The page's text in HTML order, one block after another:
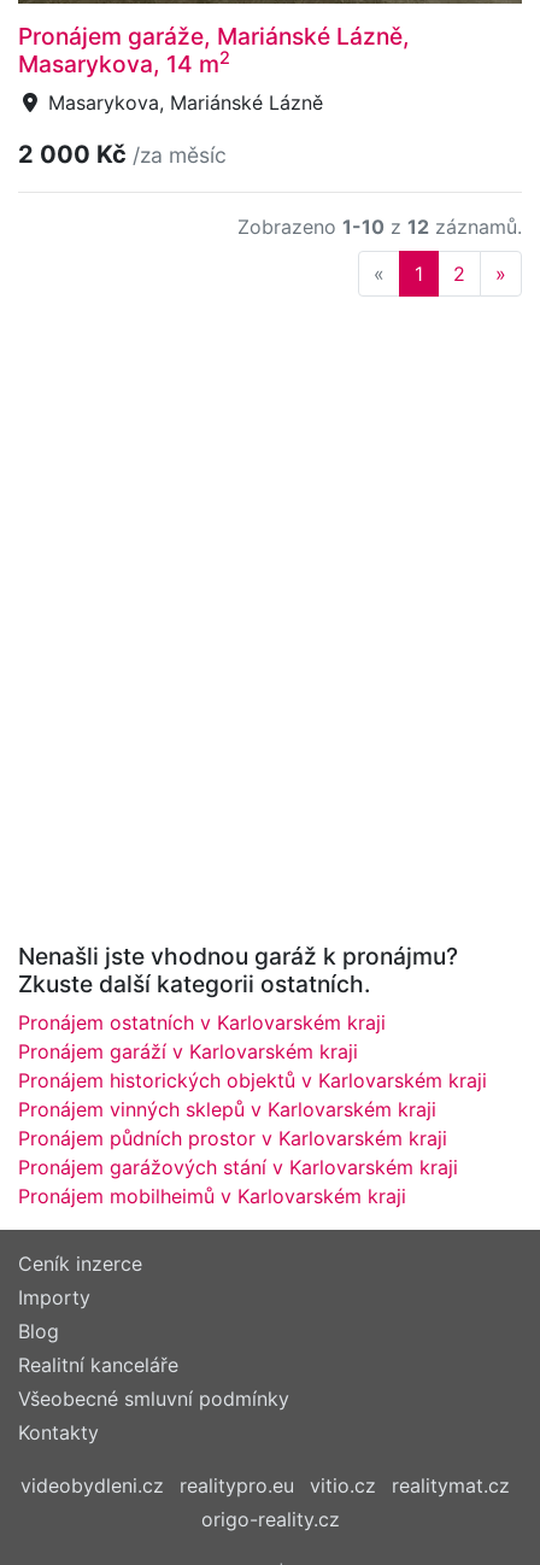
Pronájem garáže, Mariánské Lázně,
Masarykova, 14 m2
Masarykova, Mariánské Lázně
2 000 Kč /za měsíc
Zobrazeno 1-10 z 12 záznamů.
« Previous
1 2 »
Nenašli jste vhodnou garáž k pronájmu?
Zkuste další kategorii ostatních.
Pronájem ostatních v Karlovarském kraji
Pronájem garáží v Karlovarském kraji
Pronájem historických objektů v Karlovarském kraji
Pronájem vinných sklepů v Karlovarském kraji
Pronájem půdních prostor v Karlovarském kraji
Pronájem garážových stání v Karlovarském kraji
Pronájem mobilheimů v Karlovarském kraji
Ceník inzerce
Importy
Blog
Realitní kanceláře
Všeobecné smluvní podmínky
Kontakty
videobydleni.cz realitypro.eu vitio.cz
realitymat.cz
origo-reality.cz